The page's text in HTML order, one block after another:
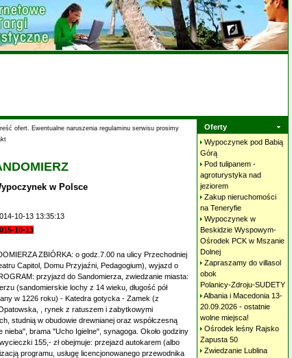
ofert. Ewentualne naruszenia regulaminu serwisu prosimy
w Polsce
10-13 13:35:13
10-13
ZBIÓRKA: o godz.7.00 na ulicy Przechodniej
Capitol, Domu Przyjaźni, Pedagogium), wyjazd o
przyjazd do Sandomierza, zwiedzanie miasta:
(sandomierskie lochy z 14 wieku, długość pół
w 1226 roku) - Katedra gotycka - Zamek (z
, rynek z ratuszem i zabytkowymi
studnią w obudowie drewnianej oraz współczesną
brama "Ucho Igielne", synagoga. Około godziny
155,- zł obejmuje: przejazd autokarem (albo
programu, usługę licencjonowanego przewodnika
Oferty
Wypoczynek pod Babią
Górą
Pod tulipanem -
agroturystyka nad
jeziorem
Zakup nieruchomości
na Teneryfie
Wypoczynek w
Beskidzie Wyspowym-
Ośrodek PCK w Mszanie
Dolnej
Zapraszamy do villasol
obok
Polanicy-Zdroju-SUDETY
Albania i Macedonia 13-
20.09.2026 - ostatnie
wolne miejsca!
Ośrodek leśny Rajsko
Zapusta 50
Zwiedzanie Lublina